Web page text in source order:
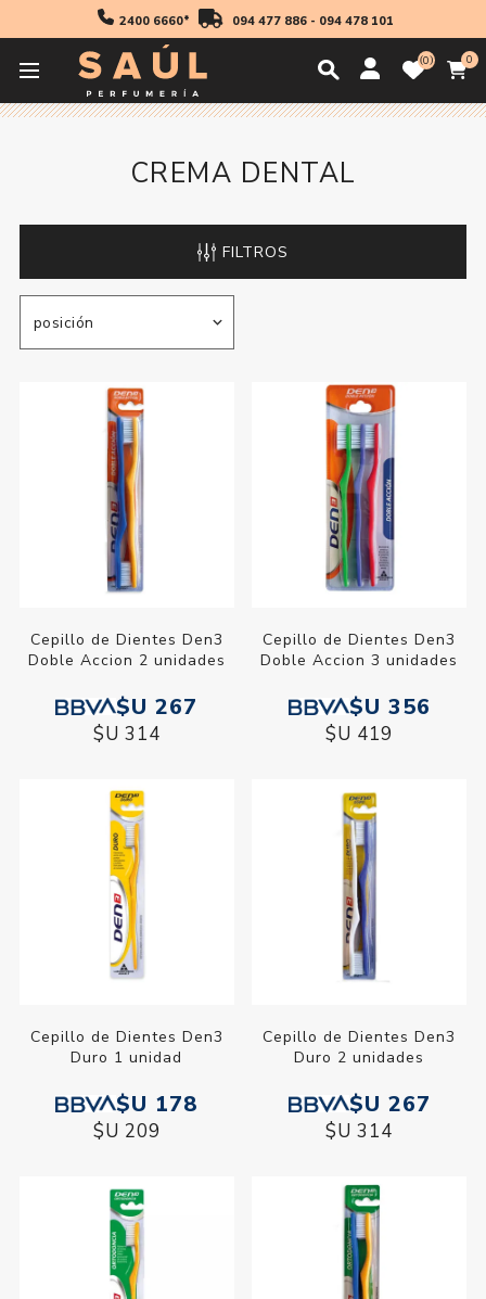
2400 6660* 094 477 886- 094 478 101
0 0
Higiene Cuidado Dental
CREMA DENTAL
FILTROS
Cepillo de Dientes Den3
Doble Accion 2 unidades
$U 267
$U 314
Cepillo de Dientes Den3
Doble Accion 3 unidades
$U 356
$U 419
Cepillo de Dientes Den3
Duro 1 unidad
$U 178
$U 209
Cepillo de Dientes Den3
Duro 2 unidades
$U 267
$U 314